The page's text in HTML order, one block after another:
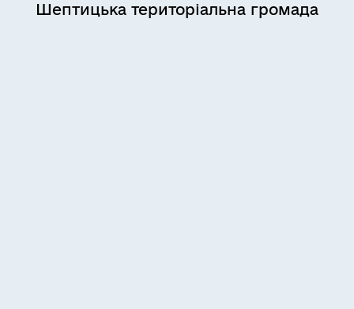
Шептицька територіальна громада